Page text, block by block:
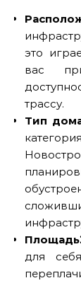
это
вас
трассу.
Тип
Площадь⁚
для